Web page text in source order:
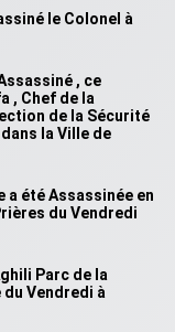
le Colonel à
, ce
, Chef de la
de la Sécurité
la Ville de
a été Assassinée en
du Vendredi
Parc de la
du Vendredi à